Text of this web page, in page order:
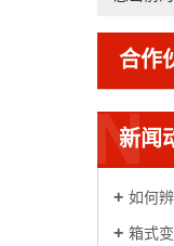
合作
新闻
N
如何辨别
箱式变